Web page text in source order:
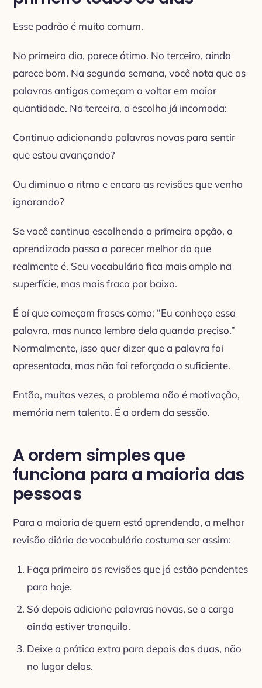
Esse padrão é muito comum.
No primeiro dia, parece ótimo. No terceiro, ainda
parece bom. Na segunda semana, você nota que as
palavras antigas começam a voltar em maior
quantidade. Na terceira, a escolha já incomoda:
Continuo adicionando palavras novas para sentir
que estou avançando?
Ou diminuo o ritmo e encaro as revisões que venho
ignorando?
Se você continua escolhendo a primeira opção, o
aprendizado passa a parecer melhor do que
realmente é. Seu vocabulário fica mais amplo na
superfície, mas mais fraco por baixo.
É aí que começam frases como: “Eu conheço essa
palavra, mas nunca lembro dela quando preciso.”
Normalmente, isso quer dizer que a palavra foi
apresentada, mas não foi reforçada o suficiente.
Então, muitas vezes, o problema não é motivação,
memória nem talento. É a ordem da sessão.
A ordem simples que
funciona para a maioria das
pessoas
Para a maioria de quem está aprendendo, a melhor
revisão diária de vocabulário costuma ser assim:
Faça primeiro as revisões que já estão pendentes
para hoje.
Só depois adicione palavras novas, se a carga
ainda estiver tranquila.
Deixe a prática extra para depois das duas, não
no lugar delas.